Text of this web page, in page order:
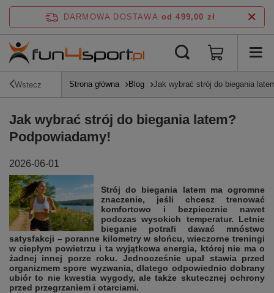
DARMOWA DOSTAWA od 499,00 zł
Wstecz Strona główna Blog Jak wybrać strój do biegania
Jak wybrać strój do biegania latem?
Podpowiadamy!
2026-06-01
Strój do biegania latem ma ogromne
znaczenie, jeśli chcesz trenować
komfortowo i bezpiecznie nawet
podczas wysokich temperatur. Letnie
bieganie potrafi dawać mnóstwo
satysfakcji – poranne kilometry w słońcu, wieczorne treningi
w ciepłym powietrzu i ta wyjątkowa energia, której nie ma o
żadnej innej porze roku. Jednocześnie upał stawia przed
organizmem spore wyzwania, dlatego odpowiednio dobrany
ubiór to nie kwestia wygody, ale także skutecznej ochrony
przed przegrzaniem i otarciami.